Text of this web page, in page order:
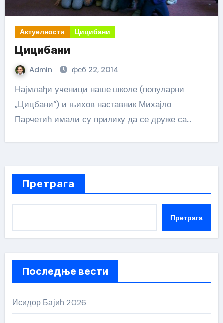
Актуелности Цицибани
Цицибани
Admin феб 22, 2014
Најмлађи ученици наше школе (популарни
„Цицбани“) и њихов наставник Михајло
Парчетић имали су прилику да се друже са…
Претрага
Претрага
Последње вести
Исидор Бајић 2026